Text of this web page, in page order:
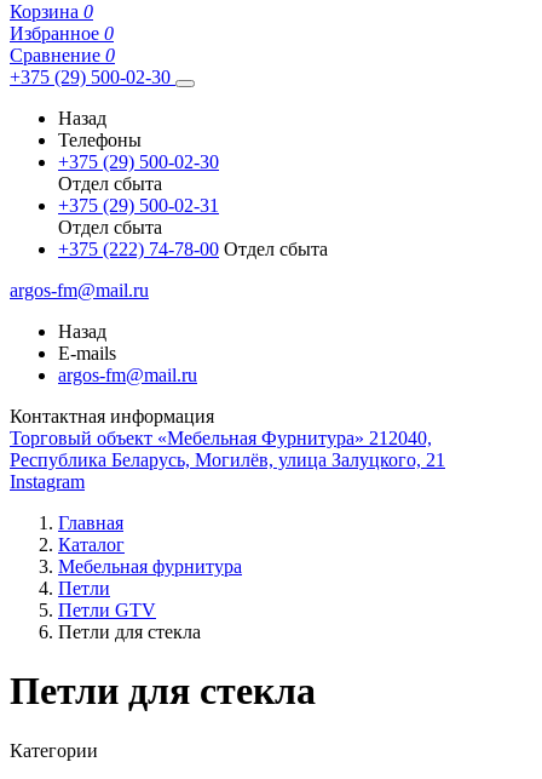
Корзина 0
Избранное 0
Сравнение 0
+375 (29) 500-02-30
Назад
Телефоны
+375 (29) 500-02-30
Отдел сбыта
+375 (29) 500-02-31
Отдел сбыта
+375 (222) 74-78-00 Отдел сбыта
argos-fm@mail.ru
Назад
E-mails
argos-fm@mail.ru
Контактная информация
Торговый объект «Мебельная Фурнитура» 212040,
Республика Беларусь, Могилёв, улица Залуцкого, 21
Instagram
Главная
Каталог
Мебельная фурнитура
Петли
Петли GTV
Петли для стекла
Петли для стекла
Категории